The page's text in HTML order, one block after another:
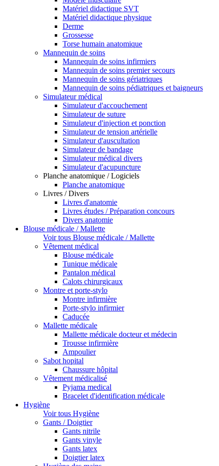
Matériel didactique SVT
Matériel didactique physique
Derme
Grossesse
Torse humain anatomique
Mannequin de soins
Mannequin de soins infirmiers
Mannequin de soins premier secours
Mannequin de soins gériatriques
Mannequin de soins pédiatriques et baigneurs
Simulateur médical
Simulateur d'accouchement
Simulateur de suture
Simulateur d'injection et ponction
Simulateur de tension artérielle
Simulateur d'auscultation
Simulateur de bandage
Simulateur médical divers
Simulateur d'acupuncture
Planche anatomique / Logiciels
Planche anatomique
Livres / Divers
Livres d'anatomie
Livres études / Préparation concours
Divers anatomie
Blouse médicale / Mallette
Voir tous Blouse médicale / Mallette
Vêtement médical
Blouse médicale
Tunique médicale
Pantalon médical
Calots chirurgicaux
Montre et porte-stylo
Montre infirmière
Porte-stylo infirmier
Caducée
Mallette médicale
Mallette médicale docteur et médecin
Trousse infirmière
Ampoulier
Sabot hopital
Chaussure hôpital
Vêtement médicalisé
Pyjama medical
Bracelet d'identification médicale
Hygiène
Voir tous Hygiène
Gants / Doigtier
Gants nitrile
Gants vinyle
Gants latex
Doigtier latex